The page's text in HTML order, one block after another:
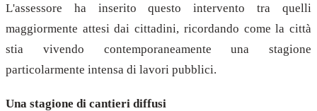
L'assessore ha inserito questo intervento tra quelli
maggiormente attesi dai cittadini, ricordando come la città
stia vivendo contemporaneamente una stagione
particolarmente intensa di lavori pubblici.
Una stagione di cantieri diffusi